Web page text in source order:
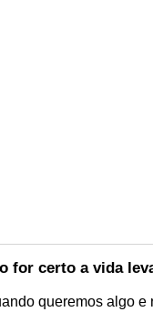
for certo a vida
queremos algo e